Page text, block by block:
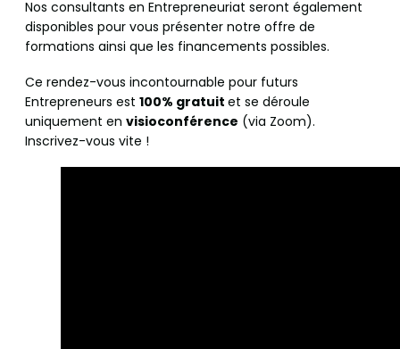
Nos consultants en Entrepreneuriat seront également
disponibles pour vous présenter notre offre de
formations ainsi que les financements possibles.
Ce rendez-vous incontournable pour futurs
Entrepreneurs est 100% gratuit et se déroule
uniquement en visioconférence (via Zoom).
Inscrivez-vous vite !